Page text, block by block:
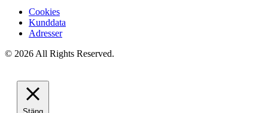
Cookies
Kunddata
Adresser
© 2026 All Rights Reserved.